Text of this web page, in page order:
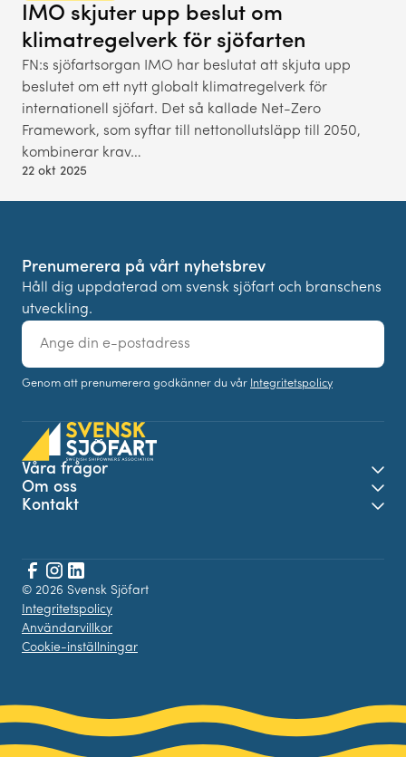
IMO skjuter upp beslut om
klimatregelverk för sjöfarten
FN:s sjöfartsorgan IMO har beslutat att skjuta upp
beslutet om ett nytt globalt klimatregelverk för
internationell sjöfart. Det så kallade Net-Zero
Framework, som syftar till nettonollutsläpp till 2050,
kombinerar krav…
22 okt 2025
Prenumerera på vårt nyhetsbrev
Håll dig uppdaterad om svensk sjöfart och branschens
utveckling.
E-
post
Genom att prenumerera godkänner du vår Integritetspolicy
Våra frågor
Om oss
Kontakt
© 2026 Svensk Sjöfart
Integritetspolicy
Användarvillkor
Cookie-inställningar
Facebook
Instagram
LinkedIn